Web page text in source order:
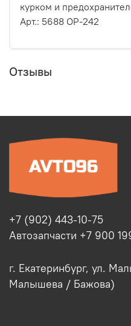
курком и
Арт.: 5688 ОР-242
Отзывы
+7 (902) 443-10-75
Автозапчасти +7 900
г. Екатеринбург, ул.
Малышева / Бажова)